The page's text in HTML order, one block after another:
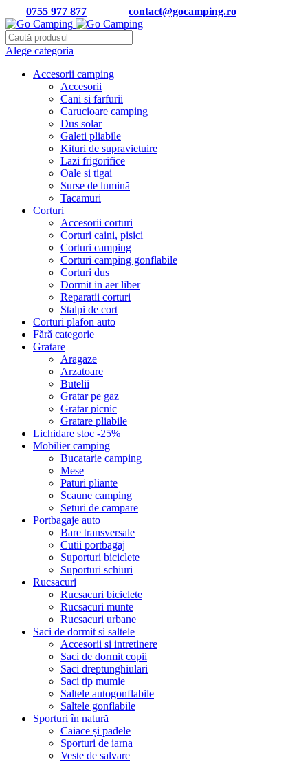
0755 977 877 contact@gocamping.ro
Alege categoria
Accesorii camping
Accesorii
Cani si farfurii
Carucioare camping
Dus solar
Galeti pliabile
Kituri de supravietuire
Lazi frigorifice
Oale si tigai
Surse de lumină
Tacamuri
Corturi
Accesorii corturi
Corturi caini, pisici
Corturi camping
Corturi camping gonflabile
Corturi dus
Dormit in aer liber
Reparatii corturi
Stalpi de cort
Corturi plafon auto
Fără categorie
Gratare
Aragaze
Arzatoare
Butelii
Gratar pe gaz
Gratar picnic
Gratare pliabile
Lichidare stoc -25%
Mobilier camping
Bucatarie camping
Mese
Paturi pliante
Scaune camping
Seturi de campare
Portbagaje auto
Bare transversale
Cutii portbagaj
Suporturi biciclete
Suporturi schiuri
Rucsacuri
Rucsacuri biciclete
Rucsacuri munte
Rucsacuri urbane
Saci de dormit si saltele
Accesorii si intretinere
Saci de dormit copii
Saci dreptunghiulari
Saci tip mumie
Saltele autogonflabile
Saltele gonflabile
Sporturi în natură
Caiace și padele
Sporturi de iarna
Veste de salvare